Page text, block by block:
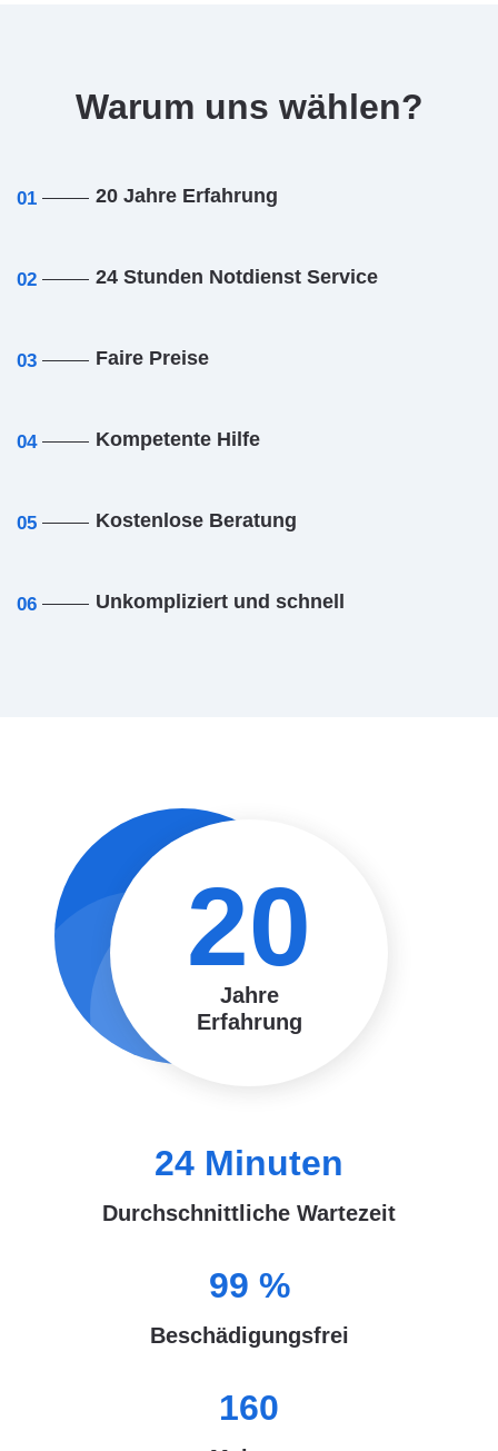
Warum uns wählen?
01 20 Jahre Erfahrung
02 24 Stunden Notdienst Service
03 Faire Preise
04 Kompetente Hilfe
05 Kostenlose Beratung
06 Unkompliziert und schnell
20
Jahre
Erfahrung
24 Minuten
Durchschnittliche Wartezeit
99 %
Beschädigungsfrei
160